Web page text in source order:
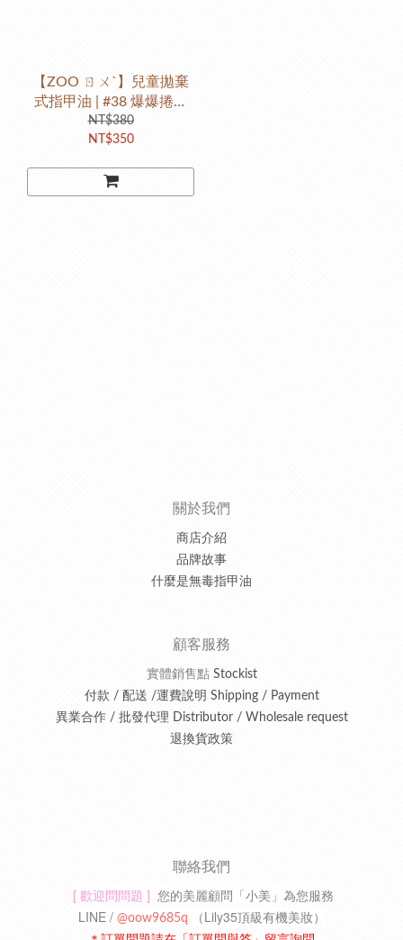
【ZOO ㄖㄨˋ】兒童拋棄
式指甲油 | #38 爆爆捲心
酥｜醬醬甜點系列
NT$380
NT$350
關於我們
商店介紹
品牌故事
什麼是無毒指甲油
顧客服務
實體銷售點Stockist
付款 / 配送 /運費說明 Shipping / Payment
異業合作 / 批發代理 Distributor / Wholesale request
退換貨政策
聯絡我們
[ 歡迎問問題 ] 您的美麗顧問「小美」為您服務
LINE / @oow9685q （Lily35頂級有機美妝）